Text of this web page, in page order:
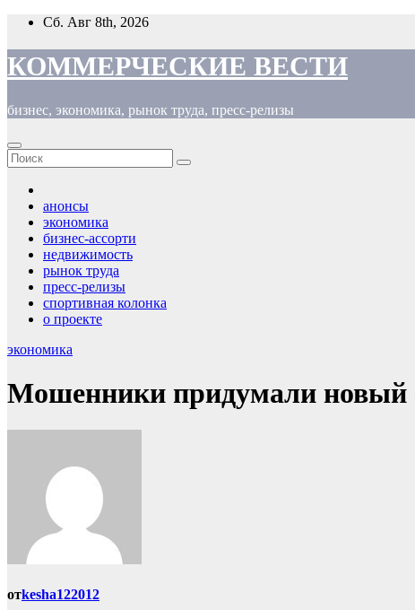
Перейти
содержимому
Сб. Авг 8th, 2026
КОММЕРЧЕСКИЕ ВЕСТИ
бизнес, экономика, рынок труда, пресс-релизы
анонсы
экономика
бизнес-ассорти
недвижимость
рынок труда
пресс-релизы
спортивная колонка
о проекте
экономика
Мошенники придумали новый
отkesha122012